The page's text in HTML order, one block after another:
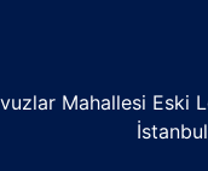
Mahallesi Eski
İstanbul